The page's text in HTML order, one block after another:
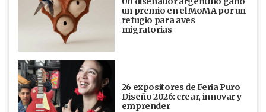
un premio en el MoMA por un
refugio para aves
migratorias
26 expositores de Feria Puro
Diseño 2026: crear, innovar y
emprender